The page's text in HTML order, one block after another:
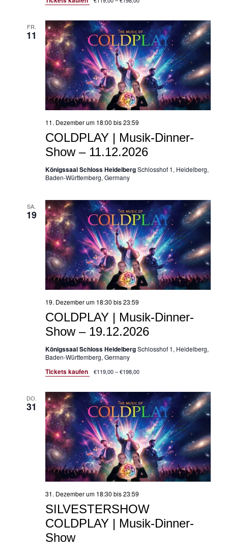
FR.
11
COLDPLAY | Musik-Dinner-
Show – 11.12.2026
11. Dezember um 18:00 bis23:59
Königssaal Schloss HeidelbergSchlosshof 1, Heidelberg,
Baden-Württemberg, Germany
SA.
19
COLDPLAY | Musik-Dinner-
Show – 19.12.2026
19. Dezember um 18:30 bis23:59
Königssaal Schloss HeidelbergSchlosshof 1, Heidelberg,
Baden-Württemberg, Germany
Tickets kaufen €119,00 – €198,00
DO.
31
SILVESTERSHOW
COLDPLAY | Musik-Dinner-
Show
31. Dezember um 18:30 bis23:59